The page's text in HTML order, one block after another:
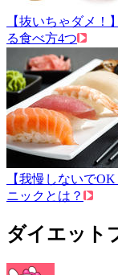
【抜いちゃダメ
る食べ方4つ
【我慢しないで
ニックとは？
ダイエット